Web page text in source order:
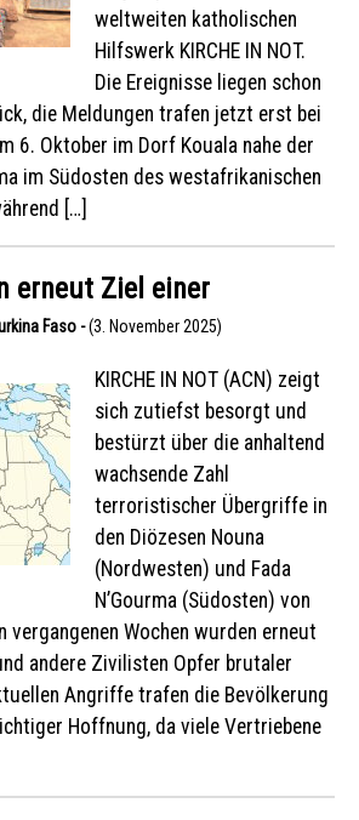
weltweiten katholischen
Hilfswerk KIRCHE IN NOT.
Die Ereignisse liegen schon
die Meldungen trafen jetzt erst bei
6. Oktober im Dorf Kouala nahe der
im Südosten des westafrikanischen
[…]
erneut Ziel einer
Faso -(3. November 2025)
KIRCHE IN NOT (ACN) zeigt
sich zutiefst besorgt und
bestürzt über die anhaltend
wachsende Zahl
terroristischer Übergriffe in
den Diözesen Nouna
(Nordwesten) und Fada
N’Gourma (Südosten) von
vergangenen Wochen wurden erneut
andere Zivilisten Opfer brutaler
Angriffe trafen die Bevölkerung
Hoffnung, da viele Vertriebene